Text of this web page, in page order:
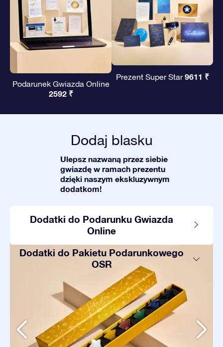
Podarunek Gwiazda Online
2592 ₹
Prezent Super Star9611 ₹
Dodaj blasku
Ulepsz nazwaną przez siebie
gwiazdę w ramach prezentu
dzięki naszym ekskluzywnym
dodatkom!
Dodatki do Podarunku Gwiazda
Online
Dodatki do Pakietu Podarunkowego
OSR